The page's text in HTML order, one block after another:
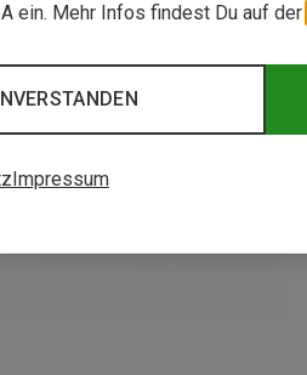
ein. Mehr Infos findest Du auf der
Impressum